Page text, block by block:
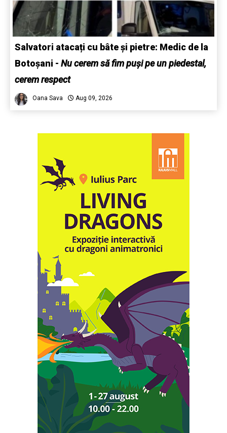
Salvatori atacați cu bâte și pietre: Medic de la
Botoșani - Nu cerem să fim puși pe un piedestal,
cerem respect
Oana Sava Aug 09, 2026